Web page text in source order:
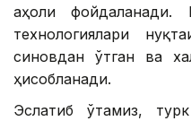
аҳоли
технологиялари
синовдан ўтган ва
ҳисобланади.
Эслатиб ўтамиз,